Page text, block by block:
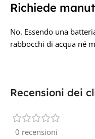
Richiede
No. Essendo una
rabbocchi di acqua né
Recensioni dei
0 recensioni